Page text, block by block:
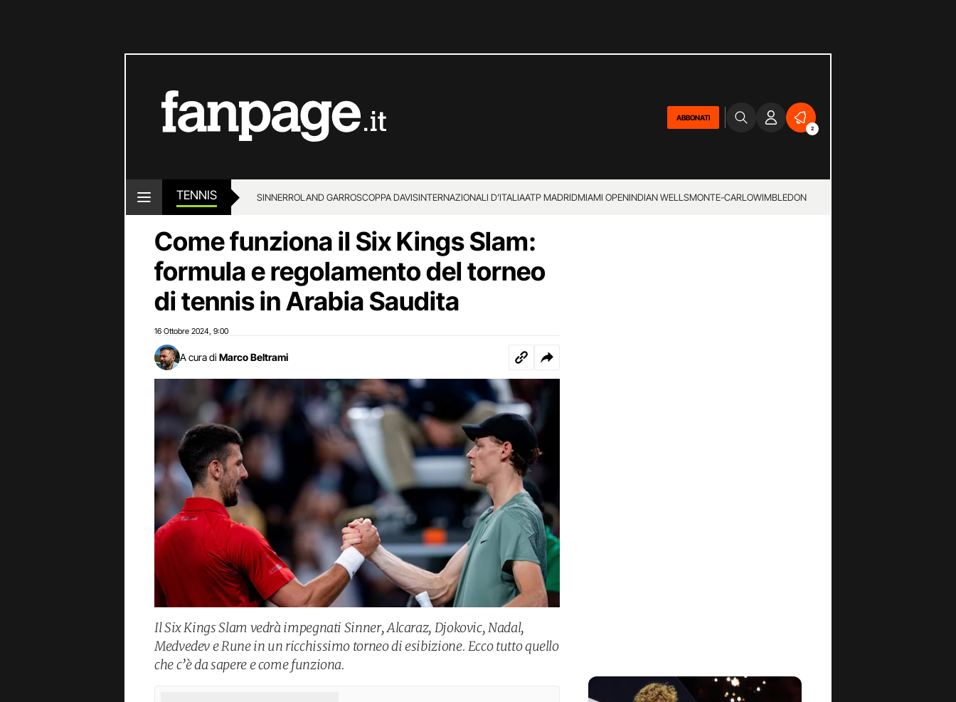
ABBONATI
2
TENNIS SINNERROLAND GARROSCOPPA DAVISINTERNAZIONALI D’ITALIAATP MADRIDMIAMI OPENINDIAN WELLSMONTE-CARLOWIMBLEDON
Come funziona il Six Kings Slam:
formula e regolamento del torneo
di tennis in Arabia Saudita
16 Ottobre 2024 9:00
A cura di Marco Beltrami
Il Six Kings Slam vedrà impegnati Sinner, Alcaraz, Djokovic, Nadal,
Medvedev e Rune in un ricchissimo torneo di esibizione. Ecco tutto quello
che c’è da sapere e come funziona.